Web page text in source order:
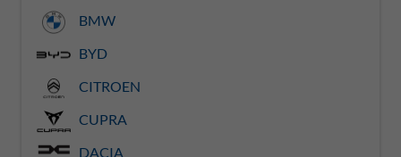
BMW
BYD
CITROEN
CUPRA
DACIA